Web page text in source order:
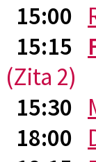
15:00
15:15
(Zita 2)
15:30
18:00